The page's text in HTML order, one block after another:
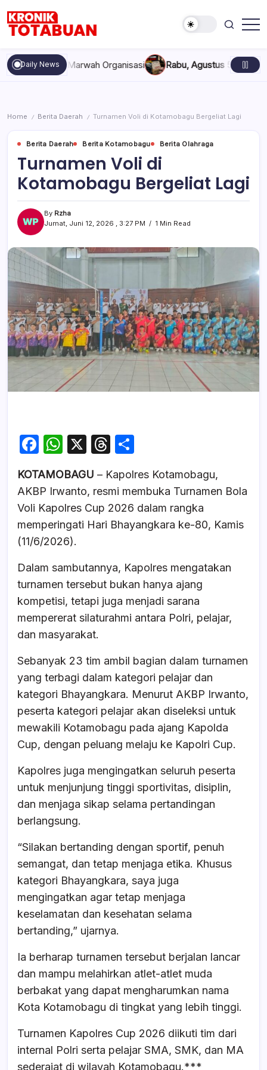
content
Totabuan
hari
ini
Kronik
Daily News
dan Marwah Organisasi Rabu, Agustus 5, 2026 , 11:44 AM
Home / Berita Daerah / Turnamen Voli di Kotamobagu Bergeliat Lagi
Berita Daerah Berita Kotamobagu Berita Olahraga
Turnamen Voli di
Kotamobagu Bergeliat Lagi
By Rzha
Jumat, Juni 12, 2026 , 3:27 PM
1 Min Read
F
c
e
b
o
k
W
at
s
A
p
p
X
T
e
a
d
ar
e
KOTAMOBAGU – Kapolres Kotamobagu,
AKBP Irwanto, resmi membuka Turnamen Bola
Voli Kapolres Cup 2026 dalam rangka
memperingati Hari Bhayangkara ke-80, Kamis
(11/6/2026).
Dalam sambutannya, Kapolres mengatakan
turnamen tersebut bukan hanya ajang
kompetisi, tetapi juga menjadi sarana
mempererat silaturahmi antara Polri, pelajar,
dan masyarakat.
Sebanyak 23 tim ambil bagian dalam turnamen
yang terbagi dalam kategori pelajar dan
kategori Bhayangkara. Menurut AKBP Irwanto,
peserta kategori pelajar akan diseleksi untuk
mewakili Kotamobagu pada ajang Kapolda
Cup, dengan peluang melaju ke Kapolri Cup.
Kapolres juga mengingatkan seluruh peserta
untuk menjunjung tinggi sportivitas, disiplin,
dan menjaga sikap selama pertandingan
berlangsung.
“Silakan bertanding dengan sportif, penuh
semangat, dan tetap menjaga etika. Khusus
kategori Bhayangkara, saya juga
mengingatkan agar tetap menjaga
keselamatan dan kesehatan selama
bertanding,” ujarnya.
Ia berharap turnamen tersebut berjalan lancar
dan mampu melahirkan atlet-atlet muda
berbakat yang dapat mengharumkan nama
Kota Kotamobagu di tingkat yang lebih tinggi.
Turnamen Kapolres Cup 2026 diikuti tim dari
internal Polri serta pelajar SMA, SMK, dan MA
sederajat di wilayah Kotamobagu.***